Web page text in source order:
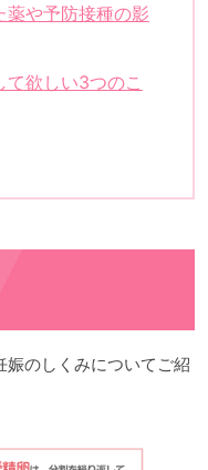
や予防接種の影
欲しい3つのこ
のしくみについてご紹